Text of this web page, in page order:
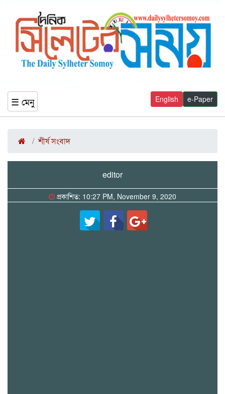
☰ মেনু e-Paper
English
শীর্ষ সংবাদ
editor
প্রকাশিত: 10:27 PM, November 9, 2020